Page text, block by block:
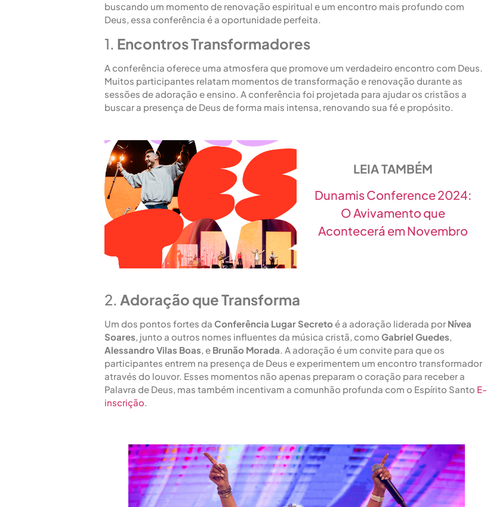
buscando um momento de renovação espiritual e um encontro mais profundo com
Deus, essa conferência é a oportunidade perfeita.
1. Encontros Transformadores
A conferência oferece uma atmosfera que promove um verdadeiro encontro com Deus.
Muitos participantes relatam momentos de transformação e renovação durante as
sessões de adoração e ensino. A conferência foi projetada para ajudar os cristãos a
buscar a presença de Deus de forma mais intensa, renovando sua fé e propósito.
LEIA TAMBÉM
Dunamis Conference 2024:
O Avivamento que
Acontecerá em Novembro
2. Adoração que Transforma
Um dos pontos fortes da Conferência Lugar Secreto é a adoração liderada por Nívea
Soares , junto a outros nomes influentes da música cristã, como Gabriel Guedes
Alessandro Vilas Boas , e Brunão Morada . A adoração é um convite para que os
participantes entrem na presença de Deus e experimentem um encontro transformador
através do louvor. Esses momentos não apenas preparam o coração para receber a
Palavra de Deus, mas também incentivam a comunhão profunda com o Espírito Santo​ E-
inscrição